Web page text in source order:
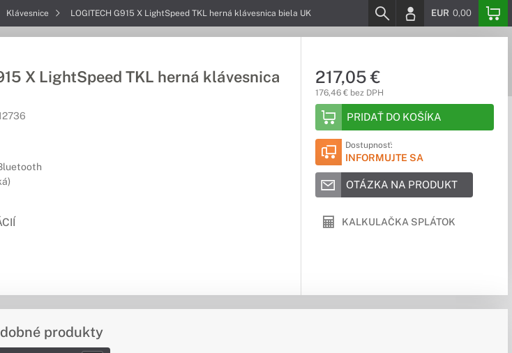
Klávesnice LOGITECH G915 X LightSpeed TKL herná klávesnica biela UK EUR 0,00
X LightSpeed TKL herná klávesnica
217,05 €
176,46 € bez DPH
PRIDAŤ DO KOŠÍKA
Dostupnosť:
INFORMUJTE SA
OTÁZKA NA PRODUKT
KALKULAČKA SPLÁTOK
produkty